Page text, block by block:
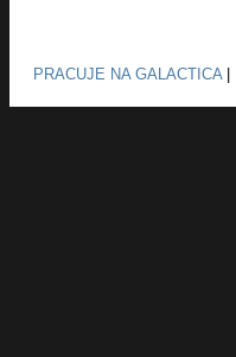
PRACUJE NA GALACTICA|